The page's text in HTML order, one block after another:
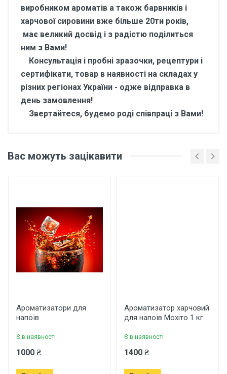
виробником ароматів а також барвників і
харчової сировини вже більше 20ти років,
має великий досвід і з радістю поділиться
ним з Вами!
Консультація і пробні зразочки, рецептури і
сертифікати, товар в наявності на складах у
різних регіонах України - одже відправка в
день замовлення!
Звертайтеся, будемо роді співпраці з Вами!
Бренд
Арома
Країна виробник
Україна
для напоїв Диня 10 кг
Написати відгук
Рейтинг
Ваше ім'я
Вас можуть зацікавити
Ароматизатори для
напоїв
Є в наявності
1000 ₴
Ароматизатор харчовий
для напоїв Мохіто 1 кг
Є в наявності
1400 ₴